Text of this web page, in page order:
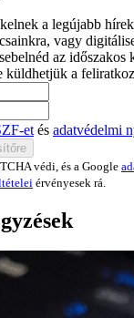
a legújabb
vagy
az időszakos
a
et és adatvédelmi
védi, és a Google
érvényesek rá.